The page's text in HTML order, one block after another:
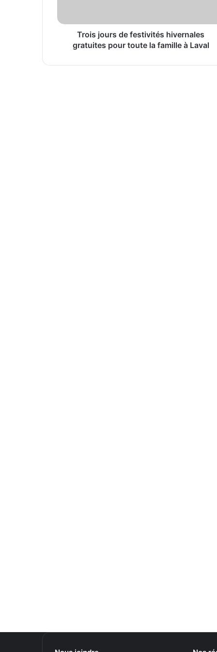
2026-06-26
la
Trois jours de festivités hivernales
gratuites pour toute la famille à Laval